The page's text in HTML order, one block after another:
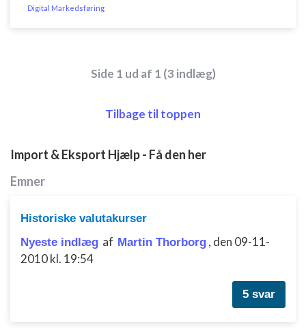
Digital Markedsføring
Side 1 ud af 1 (3 indlæg)
Tilbage til toppen
Import & Eksport Hjælp - Få den her
Emner
Historiske valutakurser
Nyeste indlæg af Martin Thorborg , den 09-11-
2010 kl. 19:54
5 svar